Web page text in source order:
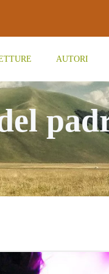
AUTORI